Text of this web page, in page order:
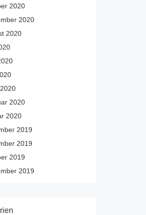
2020
2020
2020
2020
2020
2019
2019
2019
2019